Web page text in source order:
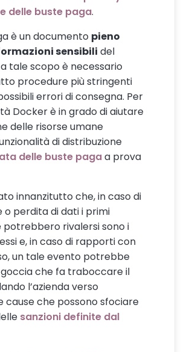
delle buste paga.
è un documento pieno
sensibili del
tale scopo è necessario
procedure più stringenti
errori di consegna. Per
Docker è in grado di aiutare
delle risorse umane
di distribuzione
delle buste pagaa prova
innanzitutto che, in caso di
o perdita di dati i primi
rivalersi sono i
e, in caso di rapporti con
un tale evento potrebbe
che fa traboccare il
l’azienda verso
cause che possono sfociare
sanzioni definite dal